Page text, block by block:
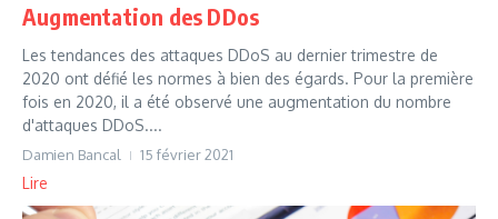
Augmentation des DDos
Les tendances des attaques DDoS au dernier trimestre de
2020 ont défié les normes à bien des égards. Pour la première
fois en 2020, il a été observé une augmentation du nombre
d'attaques DDoS....
Damien Bancal 15 février 2021
Lire